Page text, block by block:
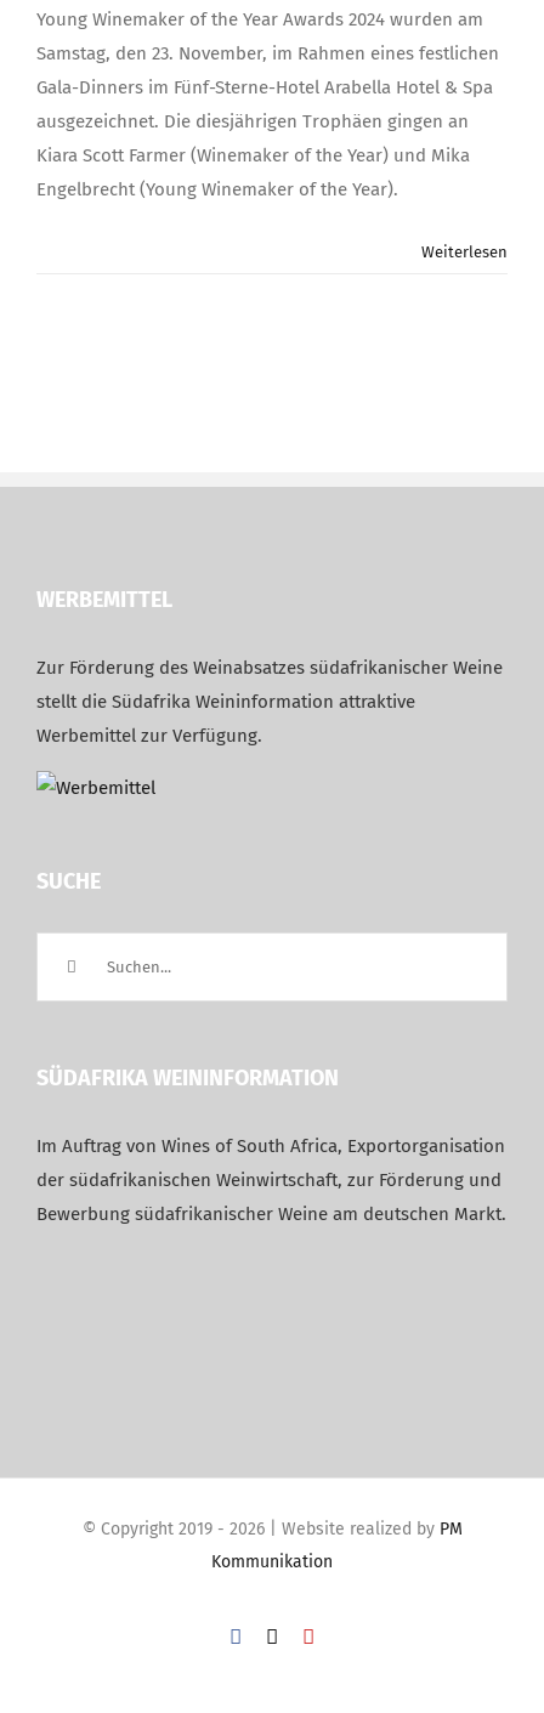
Young Winemaker of the Year Awards 2024 wurden am
Samstag, den 23. November, im Rahmen eines festlichen
Gala-Dinners im Fünf-Sterne-Hotel Arabella Hotel & Spa
ausgezeichnet. Die diesjährigen Trophäen gingen an
Kiara Scott Farmer (Winemaker of the Year) und Mika
Engelbrecht (Young Winemaker of the Year).
Weiterlesen
WERBEMITTEL
Zur Förderung des Weinabsatzes südafrikanischer Weine
stellt die Südafrika Weininformation attraktive
Werbemittel zur Verfügung.
SUCHE
SÜDAFRIKA WEININFORMATION
Im Auftrag von Wines of South Africa, Exportorganisation
der südafrikanischen Weinwirtschaft, zur Förderung und
Bewerbung südafrikanischer Weine am deutschen Markt.
© Copyright 2019 - 2026 | Website realized by PM
Kommunikation
Facebook